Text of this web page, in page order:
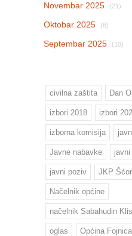
Novembar 2025 (21)
Oktobar 2025 (8)
Septembar 2025 (10)
civilna zaštita Dan
izbori 2018 izbori
izborna komisija
Javne nabavke javni
javni poziv JKP
Načelnik općine
načelnik Sabahudin
oglas Općina Fojnica